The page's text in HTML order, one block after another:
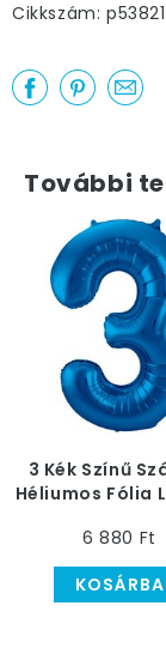
Cikkszám: p53821
További
3 Kék Színű
Héliumos Fólia
6 880 Ft
KOSÁRBA